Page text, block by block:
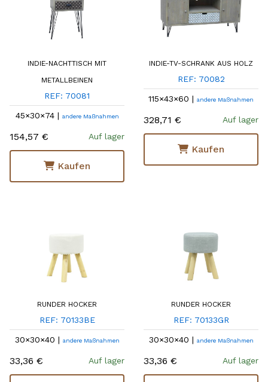
INDIE-NACHTTISCH MIT
METALLBEINEN
REF: 70081
45×30×74 | andere Maßnahmen
154,57 € Auf lager
Kaufen
INDIE-TV-SCHRANK AUS HOLZ
REF: 70082
115×43×60 | andere Maßnahmen
328,71 € Auf lager
Kaufen
RUNDER HOCKER
REF: 70133BE
30×30×40 | andere Maßnahmen
33,36 € Auf lager
RUNDER HOCKER
REF: 70133GR
30×30×40 | andere Maßnahmen
33,36 € Auf lager